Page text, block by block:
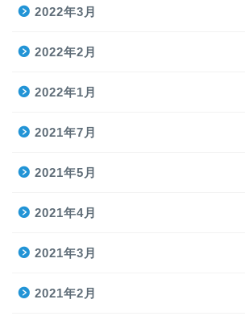
2022年3月
2022年2月
2022年1月
2021年7月
2021年5月
2021年4月
2021年3月
2021年2月